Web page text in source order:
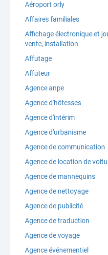
Aéroport orly
Affaires familiales
Affichage électronique et
vente, installation
Affutage
Affuteur
Agence anpe
Agence d'hôtesses
Agence d'intérim
Agence d'urbanisme
Agence de communication
Agence de location de
Agence de mannequins
Agence de nettoyage
Agence de publicité
Agence de traduction
Agence de voyage
Agence événementiel